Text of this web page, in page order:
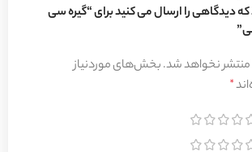
که دیدگاهی را ارسال می کنید برای “گیره سی
منتشر نخواهد شد.بخش‌های موردنیاز
*